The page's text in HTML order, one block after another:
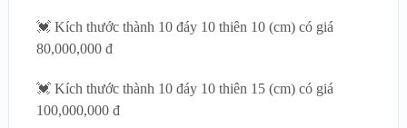
💓 Kích thước thành 10 đáy 10 thiên 10 (cm) có giá
80,000,000 đ
💓 Kích thước thành 10 đáy 10 thiên 15 (cm) có giá
100,000,000 đ